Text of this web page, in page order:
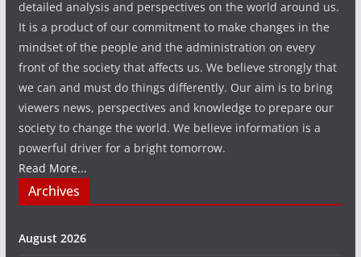
detailed analysis and perspectives on the world around us.
It is a product of our commitment to make changes in the
mindset of the people and the administration on every
front of the society that affects us. We believe strongly that
we can and must do things differently. Our aim is to bring
viewers news, perspectives and knowledge to prepare our
society to change the world. We believe information is a
powerful driver for a bright tomorrow.
Read More...
Archives
August 2026